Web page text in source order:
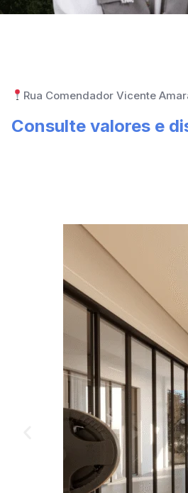
Rua Comendador Vicente
Consulte valores e